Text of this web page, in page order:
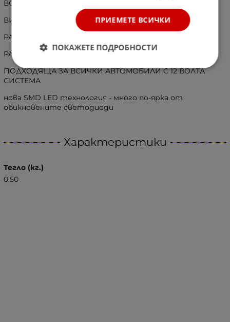
ВОДОУСТОЙЧИВИ И ГЪВКАВИ
ВИСОЧИНА- 190ММ
РАЗСТОЯНИЕ НА МОНТАЖНИТЕ ОТВОРИ - 75ММ
РАЗМЕР НА ОСНОВАТА: 100Х40ММ
ПОДХОДЯЩА ЗА ВСИЧКИ АВТОМОБИЛИ С 12 ВОЛТА
СИСТЕМА
нова SMD LED технология - много по-ярка от
обикновените светодиоди
Характеристики
Тегло (кг.)
0.50
ПРИЕМЕТЕ ВСИЧКИ
ПОКАЖЕТЕ ПОДРОБНОСТИ